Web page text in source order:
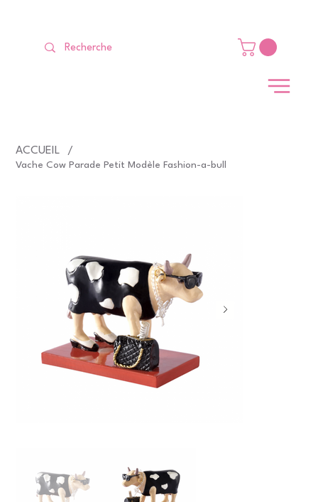
ACCUEIL /
Vache Cow Parade Petit Modèle Fashion-a-bull